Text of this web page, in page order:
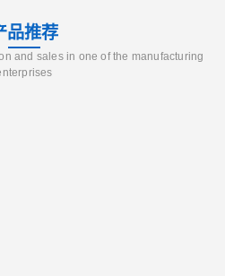
品推荐
and sales in one of the manufacturing